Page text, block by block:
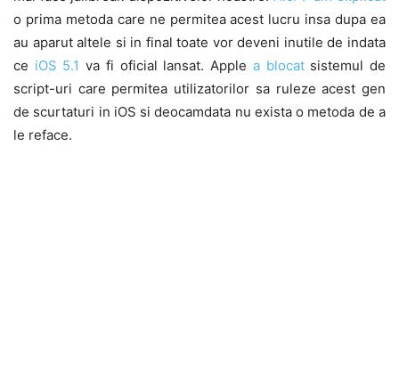
o prima metoda care ne permitea acest lucru insa dupa ea
au aparut altele si in final toate vor deveni inutile de indata
ce iOS 5.1 va fi oficial lansat. Apple a blocatsistemul de
script-uri care permitea utilizatorilor sa ruleze acest gen
de scurtaturi in iOS si deocamdata nu exista o metoda de a
le reface.